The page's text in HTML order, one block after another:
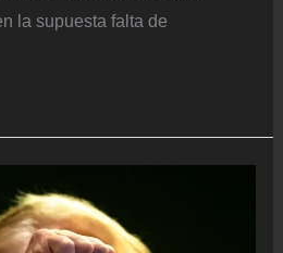
la supuesta falta de